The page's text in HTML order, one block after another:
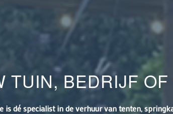
TUIN, BEDRIJF
is dé specialist in de verhuur van tenten,